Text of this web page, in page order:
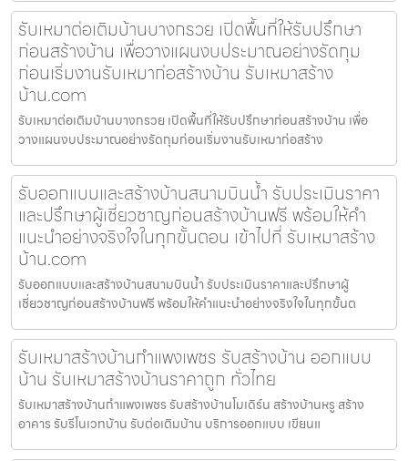
รับเหมาต่อเติมบ้านบางกรวย เปิดพื้นที่ให้รับปรึกษา
ก่อนสร้างบ้าน เพื่อวางแผนงบประมาณอย่างรัดกุม
ก่อนเริ่มงานรับเหมาก่อสร้างบ้าน รับเหมาสร้าง
บ้าน.com
รับเหมาต่อเติมบ้านบางกรวย เปิดพื้นที่ให้รับปรึกษาก่อนสร้างบ้าน เพื่อ
วางแผนงบประมาณอย่างรัดกุมก่อนเริ่มงานรับเหมาก่อสร้าง
รับออกแบบและสร้างบ้านสนามบินน้ำ รับประเมินราคา
และปรึกษาผู้เชี่ยวชาญก่อนสร้างบ้านฟรี พร้อมให้คำ
แนะนำอย่างจริงใจในทุกขั้นตอน เข้าไปที่ รับเหมาสร้าง
บ้าน.com
รับออกแบบและสร้างบ้านสนามบินน้ำ รับประเมินราคาและปรึกษาผู้
เชี่ยวชาญก่อนสร้างบ้านฟรี พร้อมให้คำแนะนำอย่างจริงใจในทุกขั้นต
รับเหมาสร้างบ้านกำแพงเพชร รับสร้างบ้าน ออกแบบ
บ้าน รับเหมาสร้างบ้านราคาถูก ทั่วไทย
รับเหมาสร้างบ้านกำแพงเพชร รับสร้างบ้านโมเดิร์น สร้างบ้านหรู สร้าง
อาคาร รับรีโนเวทบ้าน รับต่อเติมบ้าน บริการออกแบบ เขียนแ